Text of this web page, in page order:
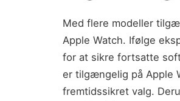
Med flere modeller
Apple Watch. Ifølge
for at sikre fortsatte
er tilgængelig på Apple
fremtidssikret valg.